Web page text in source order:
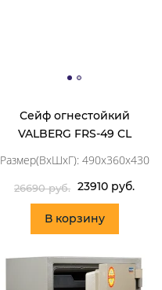
Сейф огнестойкий
VALBERG FRS-49 CL
Размер(ВхШхГ): 490x360x430
26690 руб. 23910 руб.
В корзину